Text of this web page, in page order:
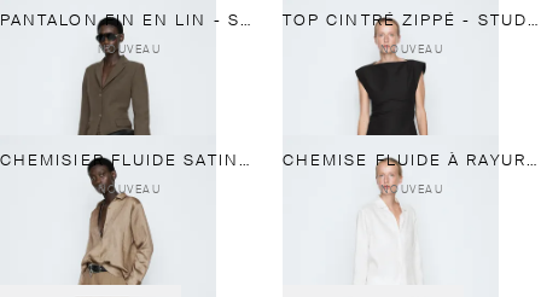
PANTALON FIN EN LIN - STUDIO
NOUVEAU
TOP CINTRÉ ZIPPÉ - STUDIO
NOUVEAU
CHEMISIER FLUIDE SATINÉ - STUDIO
NOUVEAU
CHEMISE FLUIDE À RAYURES - STUDIO
NOUVEAU